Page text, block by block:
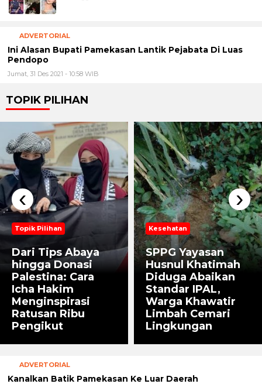
ADVERTORIAL
Ini Alasan Bupati Pamekasan Lantik Pejabata Di Luas
Pendopo
Jumat, 31 Des 2021 - 10:58 WIB
TOPIK PILIHAN
Topik Pilihan
Dari Tips Abaya
hingga Donasi
Palestina: Cara
Icha Hakim
Menginspirasi
Ratusan Ribu
Pengikut
Kesehatan
SPPG Yayasan
Husnul Khatimah
Diduga Abaikan
Standar IPAL,
Warga Khawatir
Limbah Cemari
Lingkungan
‹ ›
ADVERTORIAL
Kanalkan Batik Pamekasan Ke Luar Daerah